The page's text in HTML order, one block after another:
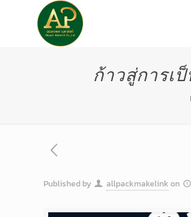
ก้าวสู่การเ
Published by allpackmakelinkon